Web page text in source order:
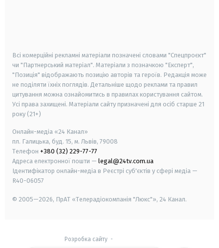
Всі комерційні рекламні матеріали позначені словами "Спецпроєкт"
чи "Партнерський матеріал". Матеріали з позначкою "Експерт",
"Позиція" відображають позицію авторів та героїв. Редакція може
не поділяти їхніх поглядів. Детальніше щодо реклами та правил
цитування можна ознайомитись в правилах користування сайтом.
Усі права захищені. Матеріали сайту призначені для осіб старше 21
року (21+)
Онлайн-медіа «24 Канал»
пл. Галицька, буд. 15, м. Львів, 79008
Телефон +380 (32) 229-77-77
Адреса електронної пошти — legal@24tv.com.ua
Ідентифікатор онлайн-медіа в Реєстрі суб'єктів у сфері медіа —
R40-06057
© 2005—2026, ПрАТ «Телерадіокомпанія "Люкс"», 24 Канал.
Розробка сайту-